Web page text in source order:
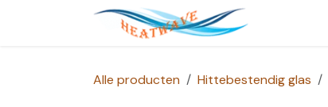
Overslaan naar inhoud
Alle producten Hittebestendig glas